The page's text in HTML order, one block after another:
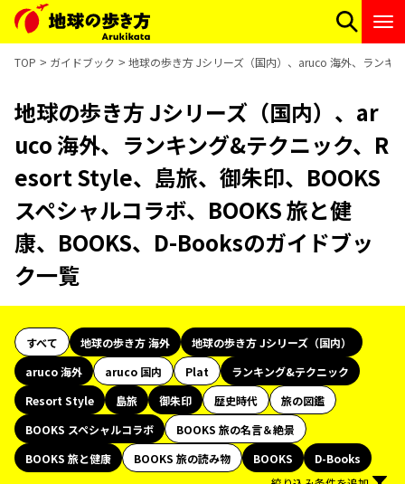
TOP ガイドブック 地球の歩き方 Jシリーズ（国内）、aruco 海外、ランキ
地球の歩き方 Jシリーズ（国内）、ar
uco 海外、ランキング&テクニック、R
esort Style、島旅、御朱印、BOOKS
スペシャルコラボ、BOOKS 旅と健
康、BOOKS、D-Booksのガイドブッ
ク一覧
すべて 地球の歩き方 海外
地球の歩き方 Jシリーズ（国内）
aruco 海外
aruco 国内 Plat
ランキング&テクニック
Resort Style
島旅 御朱印 歴史時代
旅の図鑑
BOOKS スペシャルコラボ
BOOKS 旅の名言＆絶景
BOOKS 旅と健康
BOOKS 旅の読み物 BOOKS
D-Books